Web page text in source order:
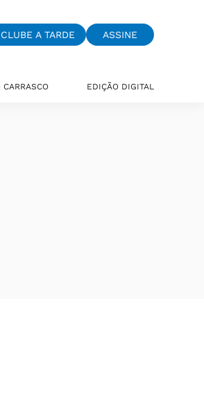
CLUBE A TARDE ASSINE
CARRASCO EDIÇÃO DIGITAL